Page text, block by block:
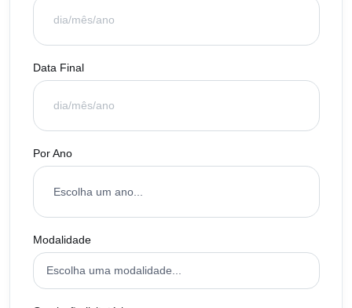
Data Final
Por Ano
Modalidade